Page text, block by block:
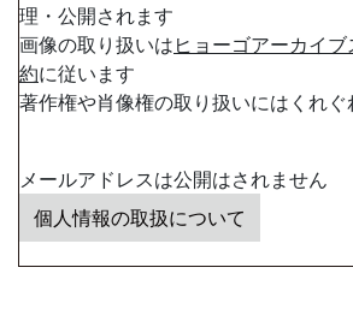
理・公開されます
画像の取り扱いは ヒョーゴアーカイ
約に従います
著作権や肖像権の取り扱いにはくれ
メールアドレスは公開はされません
個人情報の取扱について